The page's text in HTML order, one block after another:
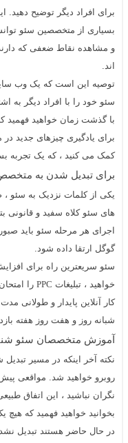
برای افراد دیگر توضیح
بسیاری از متخصصین سئو
و مشاهده نقاط ضعفی که
اند.
توصیه این است که یک وب
سئو خود را با افراد دیگر به
با گذشت زمان خواهید
برای یادگیری چیزهای جدید در
کمک می کنید ، که یک تجربه
برای تبدیل شدن به
یکی از کلمات نزدیک به سئو
های سئو کلاه سفید و قانونی
اجرای هر مرحله سئو باید
گوگل ارتقا داده شود.
سئو سریعترین راه برای
خواهید ، تبلیغات PPCرا
شبانه روز و هفت روز هفته
آموزش متخصصان سئو
نکته آخر اینکه در مسیر
روبرو خواهید شد. مواقعی
نگران نباشید ، این اتفاق
بخوانید خواهید فهمید که
در حال حاضر هستند تبدیل